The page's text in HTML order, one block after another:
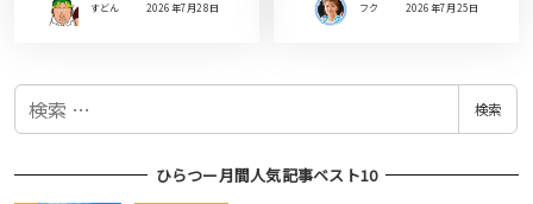
すどん 2026年7月28日 フク 2026年7月25日
検
検索
ひらつー月間人気記事ベスト10